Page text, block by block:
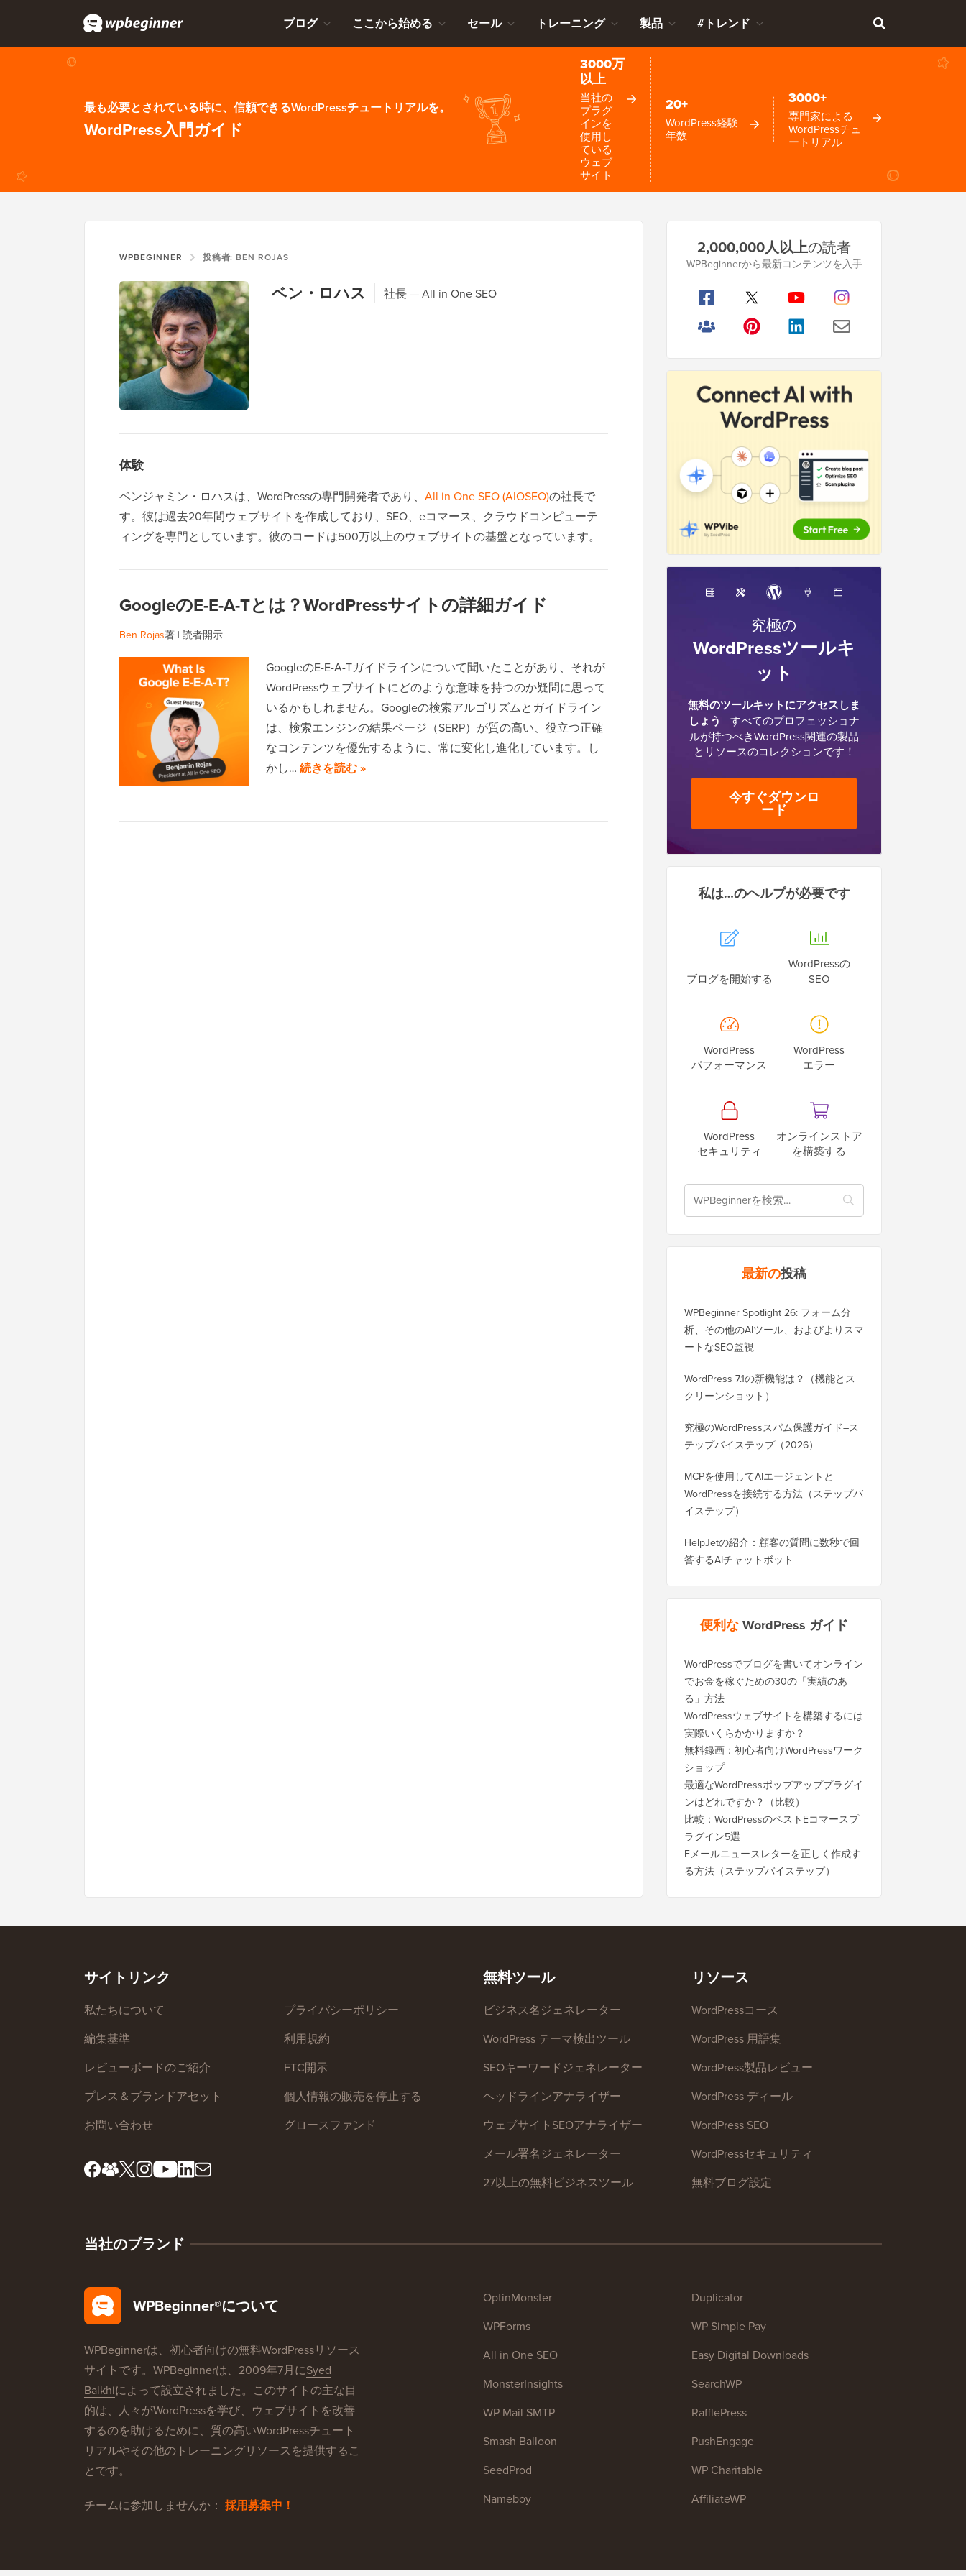
ブログ ここから始める セール トレーニング 製品 #トレンド
最も必要とされている時に、信頼できるWordPressチュートリアルを。
WordPress入門ガイド
3000万
以上
当社の
プラグ
インを
使用し
ている
ウェブ
サイト
20+
WordPress経験
年数
3000+
専門家による
WordPressチュ
ートリアル
WPBEGINNER 投稿者: BEN ROJAS
ベン・ロハス 社長 All in One SEO
体験
ベンジャミン・ロハスは、WordPressの専門開発者であり、 All in One SEO (AIOSEO)の社長で
す。彼は過去20年間ウェブサイトを作成しており、SEO、eコマース、クラウドコンピューテ
ィングを専門としています。彼のコードは500万以上のウェブサイトの基盤となっています。
GoogleのE-E-A-Tとは？WordPressサイトの詳細ガイド
Ben Rojas著 | 読者開示
GoogleのE-E-A-Tガイドラインについて聞いたことがあり、それが
WordPressウェブサイトにどのような意味を持つのか疑問に思って
いるかもしれません。Googleの検索アルゴリズムとガイドライン
は、検索エンジンの結果ページ（SERP）が質の高い、役立つ正確
なコンテンツを優先するように、常に変化し進化しています。し
かし… 続きを読む »
サ
ー
2,000,000人以上の読者
WPBeginnerから最新コンテンツを入手
究極の
WordPressツールキ
ット
無料のツールキットにアクセスしま
しょう - すべてのプロフェッショナ
ルが持つべきWordPress関連の製品
とリソースのコレクションです！
今すぐダウンロ
ード
私は…のヘルプが必要です
ブログを開始する
WordPressの
SEO
WordPress
パフォーマンス
WordPress
エラー
WordPress
セキュリティ
オンラインストア
を構築する
最新の投稿
WPBeginner Spotlight 26: フォーム分
析、その他のAIツール、およびよりスマ
ートなSEO監視
WordPress 7.1の新機能は？（機能とス
クリーンショット）
究極のWordPressスパム保護ガイド–ス
テップバイステップ（2026）
MCPを使用してAIエージェントと
WordPressを接続する方法（ステップバ
イステップ）
HelpJetの紹介：顧客の質問に数秒で回
答するAIチャットボット
便利なWordPress ガイド
WordPressでブログを書いてオンライン
でお金を稼ぐための30の「実績のあ
る」方法
WordPressウェブサイトを構築するには
実際いくらかかりますか？
無料録画：初心者向けWordPressワーク
ショップ
最適なWordPressポップアッププラグイ
ンはどれですか？（比較）
比較：WordPressのベストEコマースプ
ラグイン5選
Eメールニュースレターを正しく作成す
る方法（ステップバイステップ）
サイトリンク
私たちについて
編集基準
レビューボードのご紹介
プレス＆ブランドアセット
お問い合わせ
プライバシーポリシー
利用規約
FTC開示
個人情報の販売を停止する
グロースファンド
無料ツール
ビジネス名ジェネレーター
WordPress テーマ検出ツール
SEOキーワードジェネレーター
ヘッドラインアナライザー
ウェブサイトSEOアナライザー
メール署名ジェネレーター
27以上の無料ビジネスツール
リソース
WordPressコース
WordPress 用語集
WordPress製品レビュー
WordPress ディール
WordPress SEO
WordPressセキュリティ
無料ブログ設定
当社のブランド
WPBeginner®について
WPBeginnerは、初心者向けの無料WordPressリソース
サイトです。WPBeginnerは、2009年7月にSyed
Balkhiによって設立されました。このサイトの主な目
的は、人々がWordPressを学び、ウェブサイトを改善
するのを助けるために、質の高いWordPressチュート
リアルやその他のトレーニングリソースを提供するこ
とです。
チームに参加しませんか： 採用募集中！
OptinMonster
WPForms
All in One SEO
MonsterInsights
WP Mail SMTP
Smash Balloon
SeedProd
Nameboy
Duplicator
WP Simple Pay
Easy Digital Downloads
SearchWP
RafflePress
PushEngage
WP Charitable
AffiliateWP